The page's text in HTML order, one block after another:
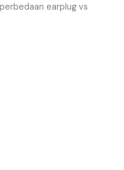
earplug vs